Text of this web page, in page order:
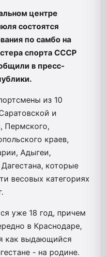
центре
состоятся
по самбо на
спорта СССР
в пресс-
из 10
и
Пермского,
краев,
Адыгеи,
которые
весовых категориях
уже 18 год, причем
в Краснодаре,
как выдающийся
- на родине.